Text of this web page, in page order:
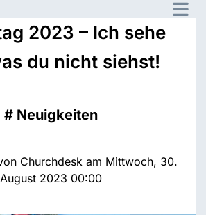
2023 – Ich sehe
du nicht siehst!
# Neuigkeiten
Churchdesk am Mittwoch, 30.
August 2023 00:00